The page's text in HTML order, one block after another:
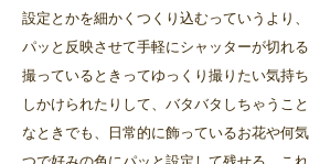
設定とかを細かくつくり込むっていうより
パッと反映させて手軽にシャッターが切れ
撮っているときってゆっくり撮りたい気持
しかけられたりして、バタバタしちゃうこ
なときでも、日常的に飾っているお花や何